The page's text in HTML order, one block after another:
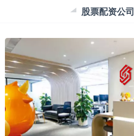
股票配资公司